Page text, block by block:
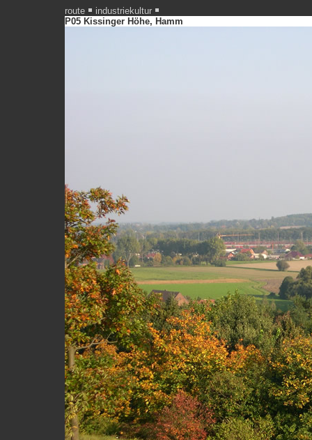
route
industriekultur
P05 Kissinger Höhe, Hamm